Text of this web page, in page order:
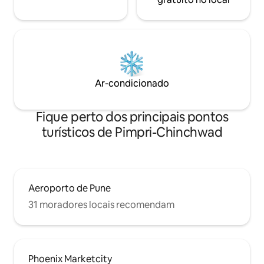
Ar-condicionado
Fique perto dos principais pontos
turísticos de Pimpri-Chinchwad
Aeroporto de Pune
31 moradores locais recomendam
Phoenix Marketcity